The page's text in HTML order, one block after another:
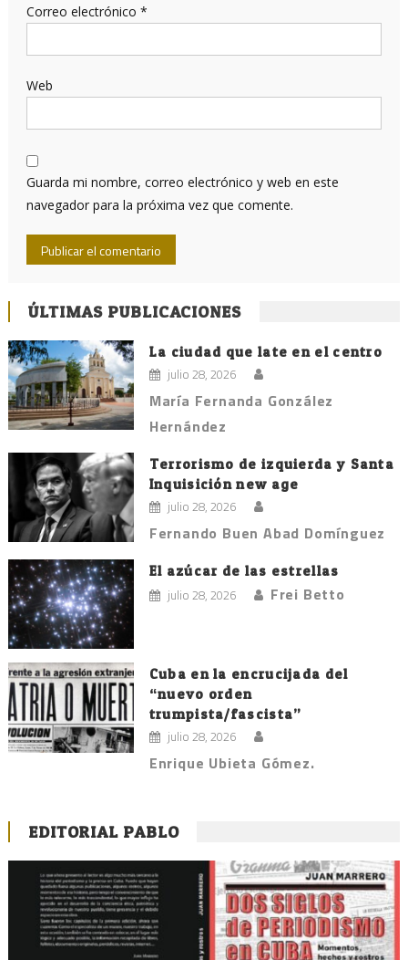
Correo electrónico *
Web
Guarda mi nombre, correo electrónico y web en este
navegador para la próxima vez que comente.
ÚLTIMAS PUBLICACIONES
La ciudad que late en el centro
julio 28, 2026
María Fernanda González
Hernández
Terrorismo de izquierda y Santa
Inquisición new age
julio 28, 2026
Fernando Buen Abad Domínguez
El azúcar de las estrellas
julio 28, 2026 Frei Betto
Cuba en la encrucijada del
“nuevo orden
trumpista/fascista”
julio 28, 2026
Enrique Ubieta Gómez.
EDITORIAL PABLO